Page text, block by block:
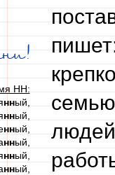
НН:
нный,
нный,
нный,
нный,
нный,
нный,